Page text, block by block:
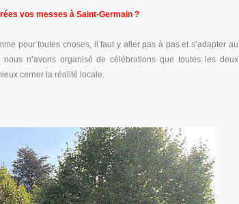
vos messes à Saint-Germain ?
pour toutes choses, il faut y aller pas à pas et s’adapter au
n’avons organisé de célébrations que toutes les deux
cerner la réalité locale.